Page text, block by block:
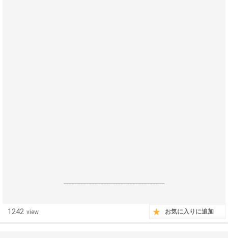
------------------------------------------------------------------
1242 view お気に入りに追加